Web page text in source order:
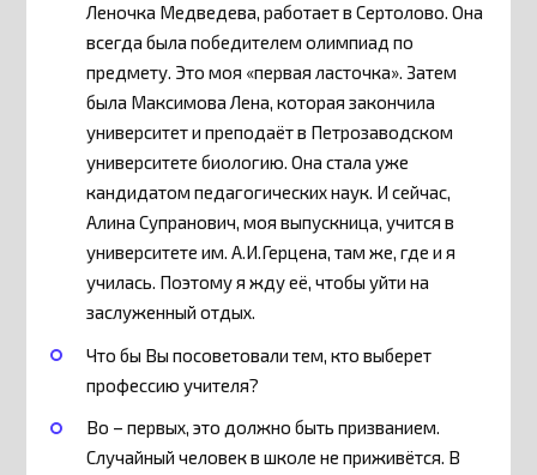
Леночка Медведева, работает в Сертолово. Она
всегда была победителем олимпиад по
предмету. Это моя «первая ласточка». Затем
была Максимова Лена, которая закончила
университет и преподаёт в Петрозаводском
университете биологию. Она стала уже
кандидатом педагогических наук. И сейчас,
Алина Супранович, моя выпускница, учится в
университете им. А.И.Герцена, там же, где и я
училась. Поэтому я жду её, чтобы уйти на
заслуженный отдых.
Что бы Вы посоветовали тем, кто выберет
профессию учителя?
Во – первых, это должно быть призванием.
Случайный человек в школе не приживётся. В